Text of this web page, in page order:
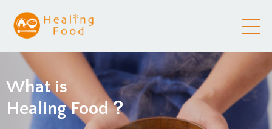
What is
Healing Food？